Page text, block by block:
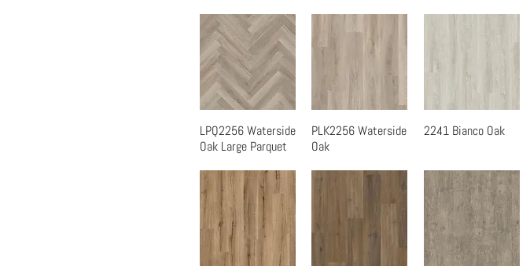
快速瀏覽
LPQ2256 Waterside
Oak Large Parquet
快速瀏覽
PLK2256 Waterside
Oak
快速瀏覽
2241 Bianco Oak